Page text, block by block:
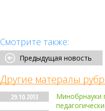
Смотрите также:
Предыдущая новость
Другие матералы
29.10.2013
Минобрнауки